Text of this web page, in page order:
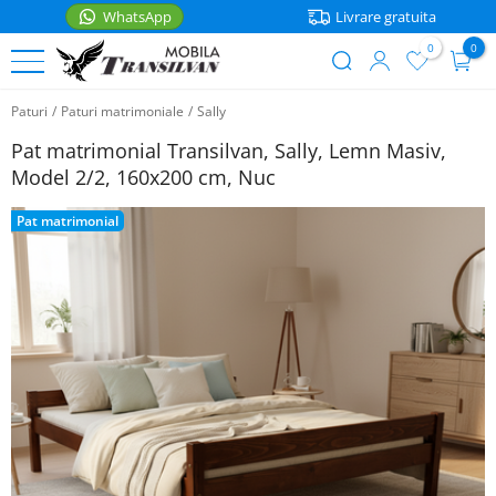
la
conținutul
principal
WhatsApp Livrare gratuita
menu
0 0
Paturi / Paturi matrimoniale / Sally
Pat matrimonial Transilvan, Sally, Lemn Masiv,
Model 2/2, 160x200 cm, Nuc
Pat matrimonial
PATURI
Paturi
de
o
persoana
matrimoniale
Paturi
etajate
Paturi
pentru
copii
MOBILIER
Noptiere
Mese
Scaune
Coltare
bucatarie
Cutii
ACCESORII
bucatarie
Casa
Saltele
Lenjerii
Articole
WhatsApp